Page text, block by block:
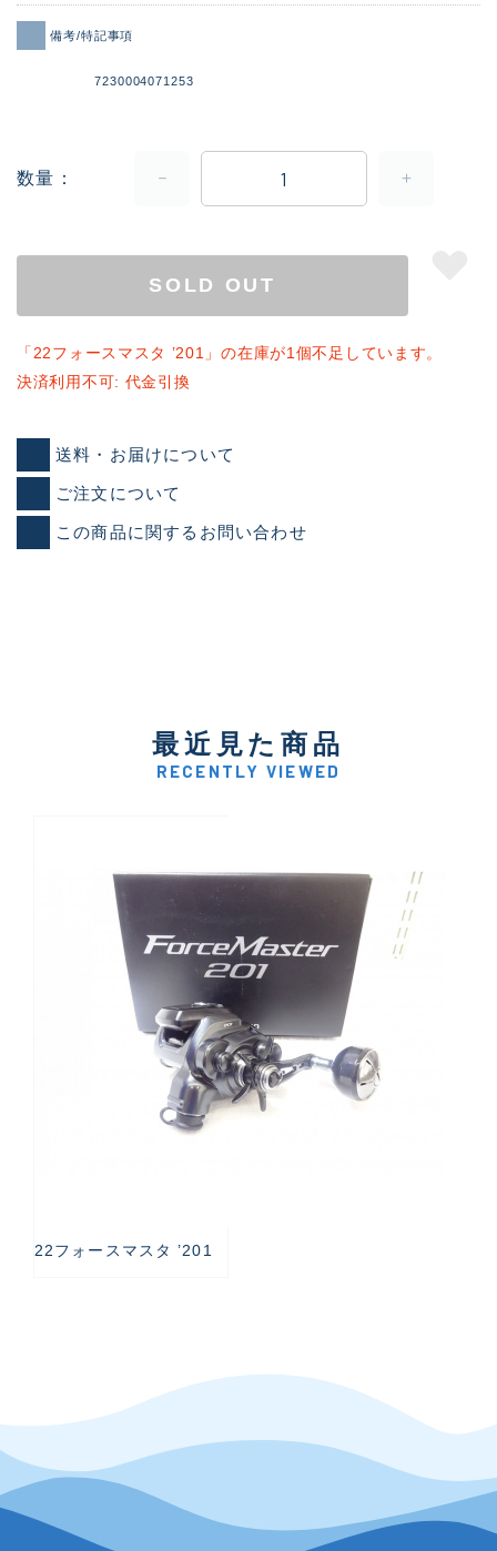
備考/特記事項
7230004071253
数量
SOLD OUT
「22フォースマスタ ’201」の在庫が1個不足しています。
決済利用不可: 代金引換
送料・お届けについて
ご注文について
この商品に関するお問い合わせ
最近見た商品
RECENTLY VIEWED
22フォースマスタ ’201